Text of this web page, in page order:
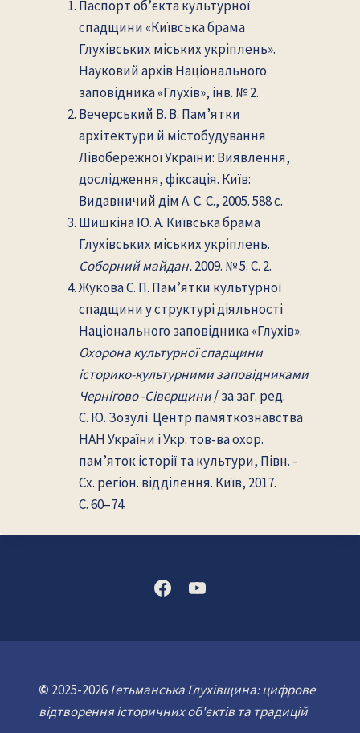
Паспорт об’єкта культурної
спадщини «Київська брама
Глухівських міських укріплень».
Науковий архів Національного
заповідника «Глухів», інв. № 2.
Вечерський В. В. Пам’ятки
архітектури й містобудування
Лівобережної України: Виявлення,
дослідження, фіксація. Київ:
Видавничий дім А. С. С., 2005. 588 с.
Шишкіна Ю. А. Київська брама
Глухівських міських укріплень.
Соборний майдан.2009. № 5. С. 2.
Жукова С. П. Пам’ятки культурної
спадщини у структурі діяльності
Національного заповідника «Глухів».
Охорона культурної спадщини
історико-культурними заповідниками
Чернігово -Сіверщини/ за заг. ред.
С. Ю. Зозулі. Центр памяткознавства
НАН України і Укр. тов-ва охор.
пам’яток історії та культури, Півн. -
Сх. регіон. відділення. Київ, 2017.
С. 60–74.
© 2025-2026Гетьманська Глухівщина: цифрове
відтворення історичних об'єктів та традицій